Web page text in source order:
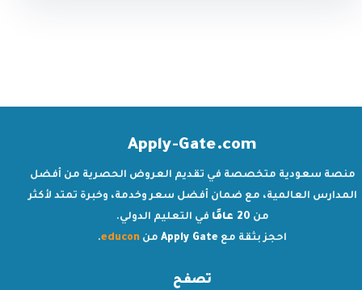
Apply-Gate.com
منصة سعودية متخصصة في تقديم العروض الحصرية من أفضل
المدارس العالمية، مع ضمان أفضل سعر وخدمة، وخبرة تمتد لأكثر
من 20 عامًا
في التعليم الدولي.
احجز بثقة مع Apply Gate من educon
.
تصفح